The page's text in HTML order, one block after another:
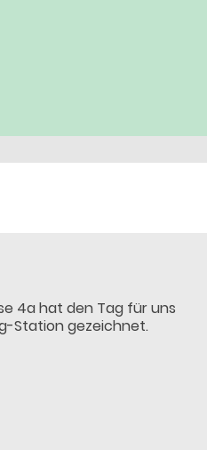
4a hat den Tag für uns
Station gezeichnet.